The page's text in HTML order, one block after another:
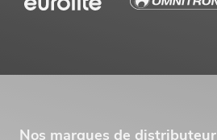
Nos marques de distributeur